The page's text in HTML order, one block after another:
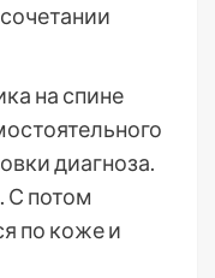
на спине
диагноза.
С потом
по коже и